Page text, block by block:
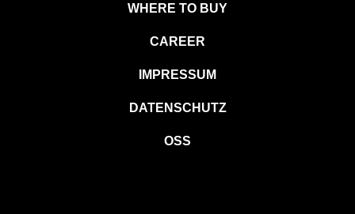
WHERE TO BUY
CAREER
IMPRESSUM
DATENSCHUTZ
OSS